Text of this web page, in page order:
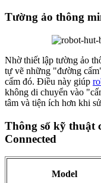
Tường ảo thông
Nhờ thiết lập tường ảo
tự vẽ những "đường
cấm đó. Điều này giúp
không di chuyển vào
tâm và tiện ích hơn khi
Thông số kỹ thuật
Connected
Model